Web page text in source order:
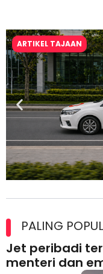
ARTIKEL TAJAAN
lesen separuh pertama
PALING
Jet peribadi
menteri dan